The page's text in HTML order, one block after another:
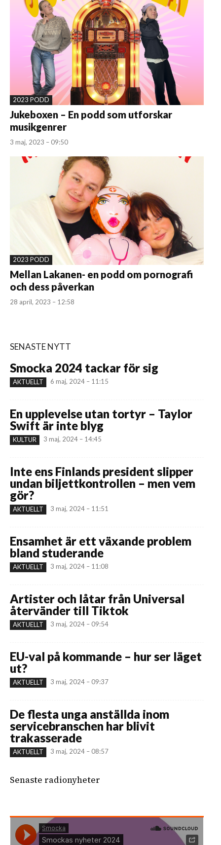
2023 PODD
Jukeboxen – En podd som utforskar
musikgenrer
3 maj, 2023 – 09:50
2023 PODD
Mellan Lakanen- en podd om pornografi
och dess påverkan
28 april, 2023 – 12:58
SENASTE NYTT
Smocka 2024 tackar för sig
AKTUELLT 6 maj, 2024 – 11:15
En upplevelse utan tortyr – Taylor
Swift är inte blyg
KULTUR 3 maj, 2024 – 14:45
Inte ens Finlands president slipper
undan biljettkontrollen – men vem
gör?
AKTUELLT 3 maj, 2024 – 11:51
Ensamhet är ett växande problem
bland studerande
AKTUELLT 3 maj, 2024 – 11:08
Artister och låtar från Universal
återvänder till Tiktok
AKTUELLT 3 maj, 2024 – 09:54
EU-val på kommande – hur ser läget
ut?
AKTUELLT 3 maj, 2024 – 09:37
De flesta unga anställda inom
servicebranschen har blivit
trakasserade
AKTUELLT 3 maj, 2024 – 08:57
Senaste radionyheter